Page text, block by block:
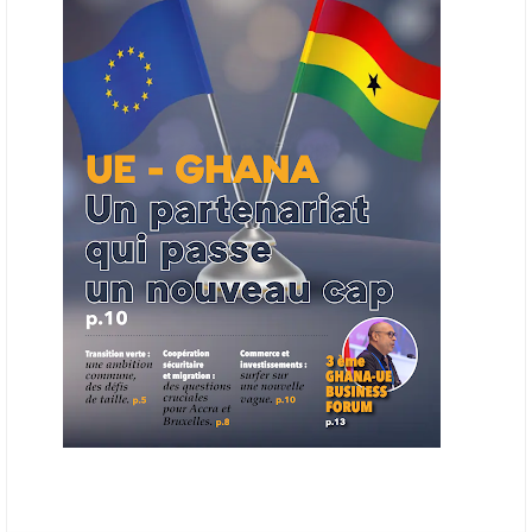
ouverts en priorité aux sociétés du continent. Le projet est en phase
finale de développement et devrait aboutir, d’ici fin 2026 ou début
2027, à un bulletin africain des appels d’offres dans le secteur de
l’énergie.
06/06/26 AFRICA FINANCE CORPORATION
Cette semaine, Africa Finance Corporation (AFC) a annoncé avoir
bouclé un prêt syndiqué de 2 milliards de dollars, la plus importante
levée de son histoire. Initialement calibrée à 1,6 milliard, l'opération a
été relevée de 400 millions face à l'afflux des souscriptions de
banques internationales. Plus du tiers des fonds proviennent
d'institutions financières asiatiques, à parts égales avec l'Europe.
L'Asie-Pacifique et l'Europe pèsent chacune 35 % du tour de table,
devant le Moyen-Orient (25 %) et l'Afrique (5 %), selon le communiqué
de l'institution panafricaine, qui compte 48 pays membres.
ECHANGES AFRIQUE - UE